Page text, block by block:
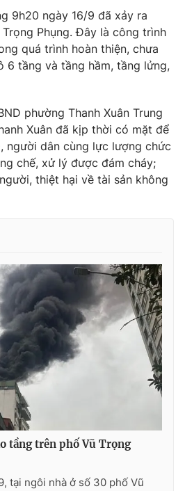
lai
Podcast
VTV Thể thao
Bất động sản
Tấm lòng Việt
Vươn mình bằng AI
VTV8
English
9h20 ngày 16/9 đã xảy ra
Phụng. Đây là công trình
quá trình hoàn thiện, chưa
6 tầng và tầng hầm, tầng lửng,
phường Thanh Xuân Trung
Xuân đã kịp thời có mặt để
người dân cùng lực lượng chức
chế, xử lý được đám cháy;
thiệt hại về tài sản không
tầng trên phố Vũ Trọng
tại ngôi nhà ở số 30 phố Vũ